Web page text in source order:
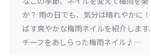
か？ 雨の日でも、気分は晴れやかに
ばす爽やかな梅雨ネイルを紹介しま
チーフをあしらった梅雨ネイル♪…